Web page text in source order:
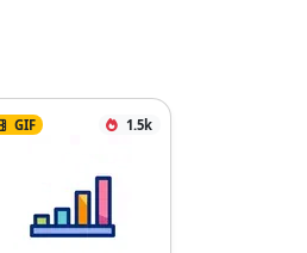
GIF 1.5k